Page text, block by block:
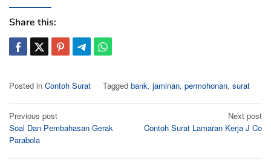
Share this:
Posted in Contoh Surat Tagged bank, jaminan, permohonan, surat
Post
navigation
Previous post
Soal Dan Pembahasan Gerak
Parabola
Next post
Contoh Surat Lamaran Kerja J Co